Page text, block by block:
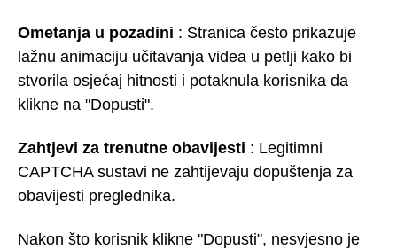
Ometanja u pozadini : Stranica često prikazuje
lažnu animaciju učitavanja videa u petlji kako bi
stvorila osjećaj hitnosti i potaknula korisnika da
klikne na "Dopusti".
Zahtjevi za trenutne obavijesti : Legitimni
CAPTCHA sustavi ne zahtijevaju dopuštenja za
obavijesti preglednika.
Nakon što korisnik klikne "Dopusti", nesvjesno je